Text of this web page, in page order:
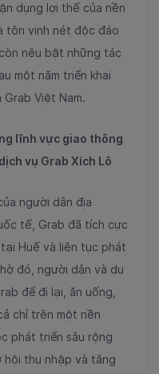
dụng lợi thế của nền
tôn vinh nét độc đáo
nêu bật những tác
một năm triển khai
Việt Nam.
lĩnh vực giao thông
vụ Grab Xích Lô
người dân địa
tế, Grab đã tích cực
Huế và liên tục phát
đó, người dân và du
để đi lại, ăn uống,
chỉ trên một nền
phát triển sâu rộng
thu nhập và tăng